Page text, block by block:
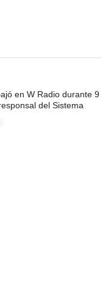
en W Radio durante 9
del Sistema